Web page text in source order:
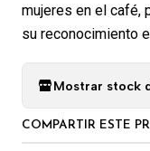
mujeres en el café,
su reconocimiento
Mostrar stock
COMPARTIR ESTE